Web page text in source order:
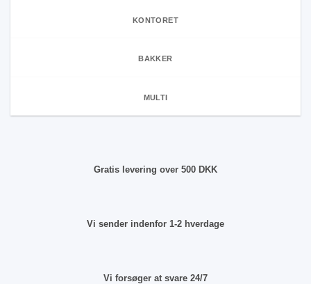
KONTORET
BAKKER
MULTI
Gratis levering over 500 DKK
Vi sender indenfor 1-2 hverdage
Vi forsøger at svare 24/7